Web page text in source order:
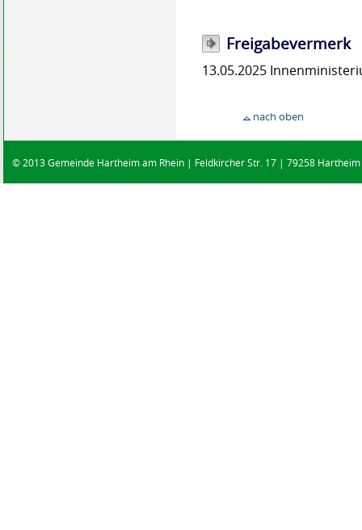
Freigabevermerk
13.05.2025
nach oben
© 2013 Gemeinde Hartheim am Rhein | Feldkircher Str. 17 | 79258